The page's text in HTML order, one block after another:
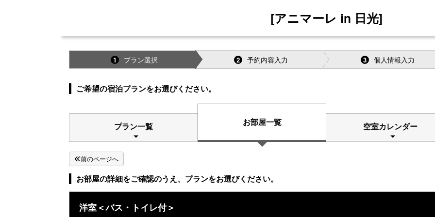
[アニマーレ in 日光]
1 プラン選択 2 予約内容入力 3 個人情報入力
ご希望の宿泊プランをお選びください。
プラン一覧 お部屋一覧 空室カレンダー
前のページへ
お部屋の詳細をご確認のうえ、プランをお選びください。
洋室＜バス・トイレ付＞